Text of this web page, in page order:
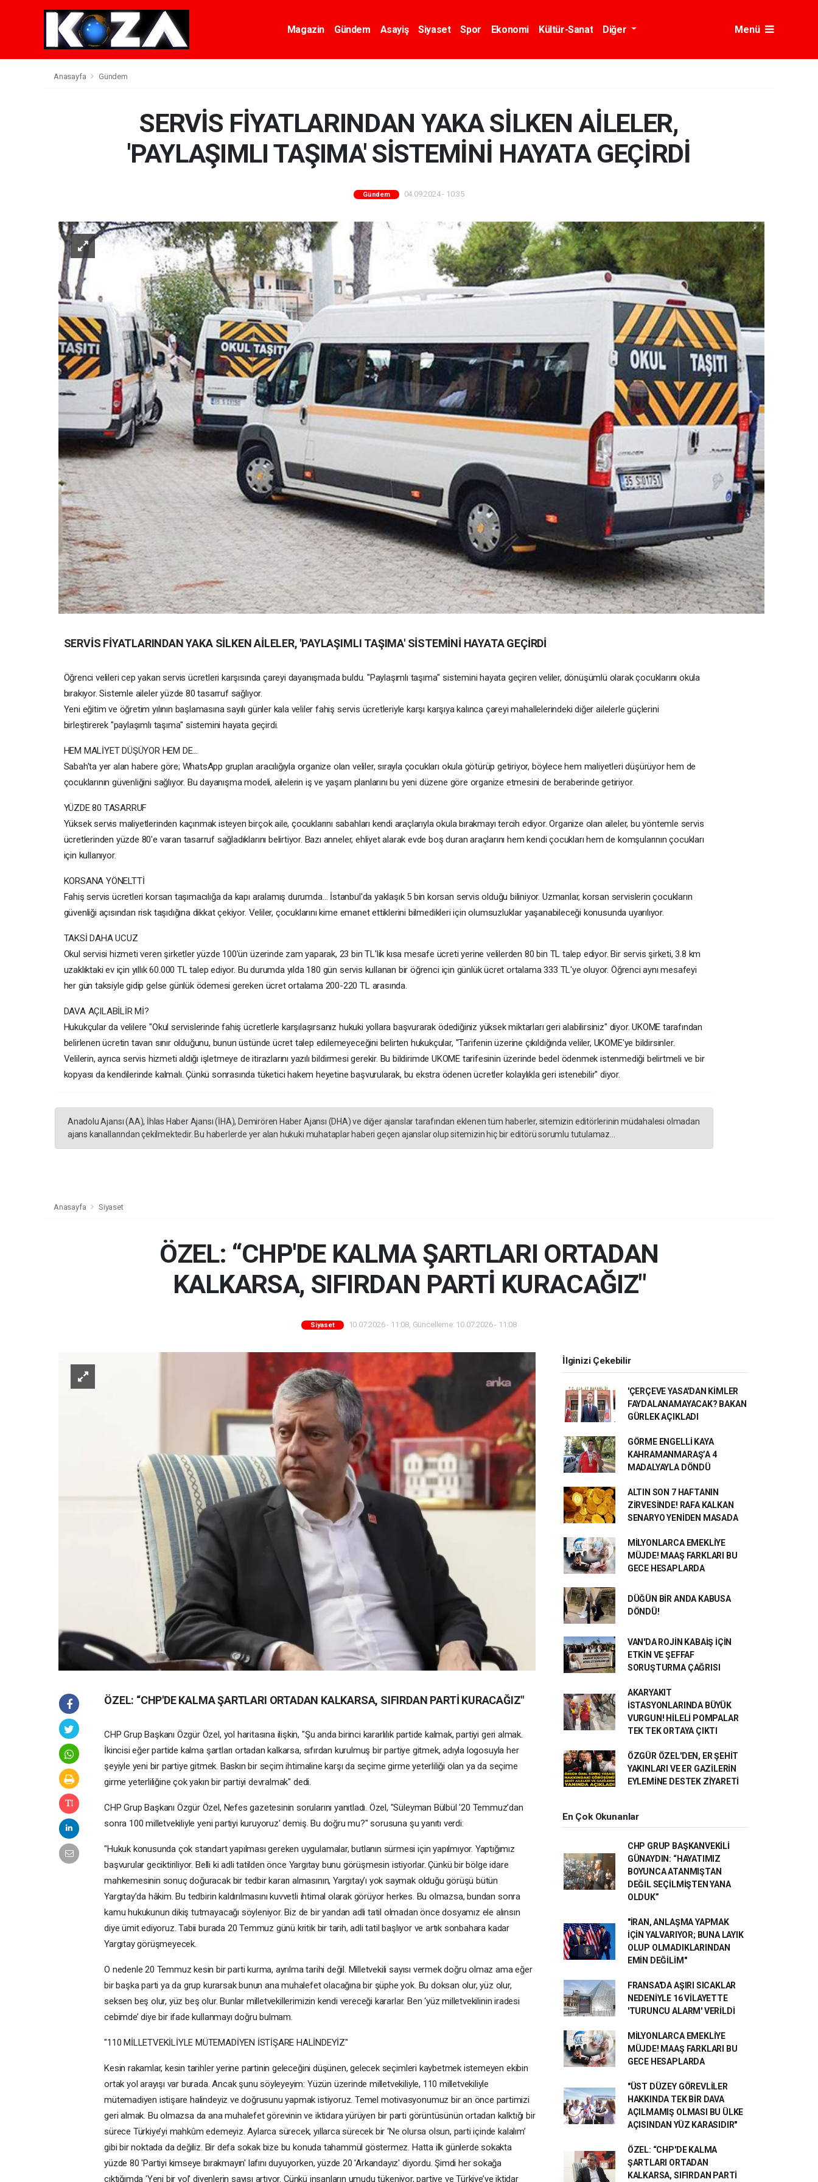
Magazin Gündem Asayiş Siyaset Spor Ekonomi Kültür-Sanat Diğer Menü
Anasayfa Gündem
SERVİS FİYATLARINDAN YAKA SİLKEN AİLELER,
'PAYLAŞIMLI TAŞIMA' SİSTEMİNİ HAYATA GEÇİRDİ
Gündem 04.09.2024 - 10:35
SERVİS FİYATLARINDAN YAKA SİLKEN AİLELER, 'PAYLAŞIMLI TAŞIMA' SİSTEMİNİ HAYATA GEÇİRDİ
Öğrenci velileri cep yakan servis ücretleri karşısında çareyi dayanışmada buldu. "Paylaşımlı taşıma" sistemini hayata geçiren veliler, dönüşümlü olarak çocuklarını okula
bırakıyor. Sistemle aileler yüzde 80 tasarruf sağlıyor.
Yeni eğitim ve öğretim yılının başlamasına sayılı günler kala veliler fahiş servis ücretleriyle karşı karşıya kalınca çareyi mahallelerindeki diğer ailelerle güçlerini
birleştirerek "paylaşımlı taşıma" sistemini hayata geçirdi.
HEM MALİYET DÜŞÜYOR HEM DE...
Sabah'ta yer alan habere göre; WhatsApp grupları aracılığıyla organize olan veliler, sırayla çocukları okula götürüp getiriyor, böylece hem maliyetleri düşürüyor hem de
çocuklarının güvenliğini sağlıyor. Bu dayanışma modeli, ailelerin iş ve yaşam planlarını bu yeni düzene göre organize etmesini de beraberinde getiriyor.
YÜZDE 80 TASARRUF
Yüksek servis maliyetlerinden kaçınmak isteyen birçok aile, çocuklarını sabahları kendi araçlarıyla okula bırakmayı tercih ediyor. Organize olan aileler, bu yöntemle servis
ücretlerinden yüzde 80'e varan tasarruf sağladıklarını belirtiyor. Bazı anneler, ehliyet alarak evde boş duran araçlarını hem kendi çocukları hem de komşularının çocukları
için kullanıyor.
KORSANA YÖNELTTİ
Fahiş servis ücretleri korsan taşımacılığa da kapı aralamış durumda… İstanbul'da yaklaşık 5 bin korsan servis olduğu biliniyor. Uzmanlar, korsan servislerin çocukların
güvenliği açısından risk taşıdığına dikkat çekiyor. Veliler, çocuklarını kime emanet ettiklerini bilmedikleri için olumsuzluklar yaşanabileceği konusunda uyarılıyor.
TAKSİ DAHA UCUZ
Okul servisi hizmeti veren şirketler yüzde 100'ün üzerinde zam yaparak, 23 bin TL'lik kısa mesafe ücreti yerine velilerden 80 bin TL talep ediyor. Bir servis şirketi, 3.8 km
uzaklıktaki ev için yıllık 60.000 TL talep ediyor. Bu durumda yılda 180 gün servis kullanan bir öğrenci için günlük ücret ortalama 333 TL'ye oluyor. Öğrenci aynı mesafeyi
her gün taksiyle gidip gelse günlük ödemesi gereken ücret ortalama 200-220 TL arasında.
DAVA AÇILABİLİR Mİ?
Hukukçular da velilere "Okul servislerinde fahiş ücretlerle karşılaşırsanız hukuki yollara başvurarak ödediğiniz yüksek miktarları geri alabilirsiniz" diyor. UKOME tarafından
belirlenen ücretin tavan sınır olduğunu, bunun üstünde ücret talep edilemeyeceğini belirten hukukçular, "Tarifenin üzerine çıkıldığında veliler, UKOME'ye bildirsinler.
Velilerin, ayrıca servis hizmeti aldığı işletmeye de itirazlarını yazılı bildirmesi gerekir. Bu bildirimde UKOME tarifesinin üzerinde bedel ödenmek istenmediği belirtmeli ve bir
kopyası da kendilerinde kalmalı. Çünkü sonrasında tüketici hakem heyetine başvurularak, bu ekstra ödenen ücretler kolaylıkla geri istenebilir" diyor.
Anadolu Ajansı (AA), İhlas Haber Ajansı (İHA), Demirören Haber Ajansı (DHA) ve diğer ajanslar tarafından eklenen tüm haberler, sitemizin editörlerinin müdahalesi olmadan
ajans kanallarından çekilmektedir. Bu haberlerde yer alan hukuki muhataplar haberi geçen ajanslar olup sitemizin hiç bir editörü sorumlu tutulamaz...
Anasayfa Siyaset
ÖZEL: “CHP'DE KALMA ŞARTLARI ORTADAN
KALKARSA, SIFIRDAN PARTİ KURACAĞIZ"
Siyaset 10.07.2026 - 11:08, Güncelleme: 10.07.2026 - 11:08
ÖZEL: “CHP'DE KALMA ŞARTLARI ORTADAN KALKARSA, SIFIRDAN PARTİ KURACAĞIZ"
CHP Grup Başkanı Özgür Özel, yol haritasına ilişkin, "Şu anda birinci kararlılık partide kalmak, partiyi geri almak.
İkincisi eğer partide kalma şartları ortadan kalkarsa, sıfırdan kurulmuş bir partiye gitmek, adıyla logosuyla her
şeyiyle yeni bir partiye gitmek. Baskın bir seçim ihtimaline karşı da seçime girme yeterliliği olan ya da seçime
girme yeterliliğine çok yakın bir partiyi devralmak" dedi.
CHP Grup Başkanı Özgür Özel, Nefes gazetesinin sorularını yanıtladı. Özel, "Süleyman Bülbül '20 Temmuz’dan
sonra 100 milletvekiliyle yeni partiyi kuruyoruz' demiş. Bu doğru mu?" sorusuna şu yanıtı verdi:
"Hukuk konusunda çok standart yapılması gereken uygulamalar, butlanın sürmesi için yapılmıyor. Yaptığımız
başvurular geciktiriliyor. Belli ki adli tatilden önce Yargıtay bunu görüşmesin istiyorlar. Çünkü bir bölge idare
mahkemesinin sonuç doğuracak bir tedbir kararı almasının, Yargıtay’ı yok saymak olduğu görüşü bütün
Yargıtay’da hâkim. Bu tedbirin kaldırılmasını kuvvetli ihtimal olarak görüyor herkes. Bu olmazsa, bundan sonra
kamu hukukunun dikiş tutmayacağı söyleniyor. Biz de bir yandan adli tatil olmadan önce dosyamız ele alınsın
diye ümit ediyoruz. Tabii burada 20 Temmuz günü kritik bir tarih, adli tatil başlıyor ve artık sonbahara kadar
Yargıtay görüşmeyecek.
O nedenle 20 Temmuz kesin bir parti kurma, ayrılma tarihi değil. Milletvekili sayısı vermek doğru olmaz ama eğer
bir başka parti ya da grup kurarsak bunun ana muhalefet olacağına bir şüphe yok. Bu doksan olur, yüz olur,
seksen beş olur, yüz beş olur. Bunlar milletvekillerimizin kendi vereceği kararlar. Ben ‘yüz milletvekilinin iradesi
cebimde’ diye bir ifade kullanmayı doğru bulmam.
"110 MİLLETVEKİLİYLE MÜTEMADİYEN İSTİŞARE HALİNDEYİZ"
Kesin rakamlar, kesin tarihler yerine partinin geleceğini düşünen, gelecek seçimleri kaybetmek istemeyen ekibin
ortak yol arayışı var burada. Ancak şunu söyleyeyim: Yüzün üzerinde milletvekiliyle, 110 milletvekiliyle
mütemadiyen istişare halindeyiz ve doğrusunu yapmak istiyoruz. Temel motivasyonumuz bir an önce partimizi
geri almak. Bu olmazsa da ana muhalefet görevinin ve iktidara yürüyen bir parti görüntüsünün ortadan kalktığı bir
sürece Türkiye’yi mahkûm edemeyiz. Aylarca sürecek, yıllarca sürecek bir ‘Ne olursa olsun, parti içinde kalalım’
gibi bir noktada da değiliz. Bir defa sokak bize bu konuda tahammül göstermez. Hatta ilk günlerde sokakta
yüzde 80 'Partiyi kimseye bırakmayın' lafını duyuyorken, yüzde 20 'Arkandayız' diyordu. Şimdi her sokağa
çıktığımda 'Yeni bir yol' diyenlerin sayısı artıyor. Çünkü insanların umudu tükeniyor, partiye ve Türkiye’ye iktidar
İlginizi Çekebilir
'ÇERÇEVE YASA'DAN KİMLER
FAYDALANAMAYACAK? BAKAN
GÜRLEK AÇIKLADI
GÖRME ENGELLİ KAYA
KAHRAMANMARAŞ’A 4
MADALYAYLA DÖNDÜ
ALTIN SON 7 HAFTANIN
ZİRVESİNDE! RAFA KALKAN
SENARYO YENİDEN MASADA
MİLYONLARCA EMEKLİYE
MÜJDE! MAAŞ FARKLARI BU
GECE HESAPLARDA
DÜĞÜN BİR ANDA KABUSA
DÖNDÜ!
VAN'DA ROJİN KABAİŞ İÇİN
ETKİN VE ŞEFFAF
SORUŞTURMA ÇAĞRISI
AKARYAKIT
İSTASYONLARINDA BÜYÜK
VURGUN! HİLELİ POMPALAR
TEK TEK ORTAYA ÇIKTI
ÖZGÜR ÖZEL'DEN, ER ŞEHİT
YAKINLARI VE ER GAZİLERİN
EYLEMİNE DESTEK ZİYARETİ
En Çok Okunanlar
CHP GRUP BAŞKANVEKİLİ
GÜNAYDIN: “HAYATIMIZ
BOYUNCA ATANMIŞTAN
DEĞİL SEÇİLMİŞTEN YANA
OLDUK”
"İRAN, ANLAŞMA YAPMAK
İÇİN YALVARIYOR; BUNA LAYIK
OLUP OLMADIKLARINDAN
EMİN DEĞİLİM"
FRANSA'DA AŞIRI SICAKLAR
NEDENİYLE 16 VİLAYETTE
'TURUNCU ALARM' VERİLDİ
MİLYONLARCA EMEKLİYE
MÜJDE! MAAŞ FARKLARI BU
GECE HESAPLARDA
"ÜST DÜZEY GÖREVLİLER
HAKKINDA TEK BİR DAVA
AÇILMAMIŞ OLMASI BU ÜLKE
AÇISINDAN YÜZ KARASIDIR"
ÖZEL: “CHP'DE KALMA
ŞARTLARI ORTADAN
KALKARSA, SIFIRDAN PARTİ